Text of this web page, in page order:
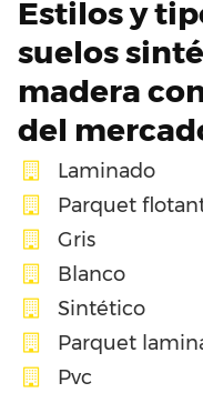
Estilos y
suelos
madera
del
Laminado
Parquet
Gris
Blanco
Sintético
Parquet
Pvc